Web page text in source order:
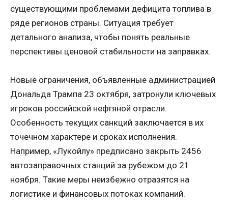
существующими проблемами дефицита топлива в
ряде регионов страны. Ситуация требует
детального анализа, чтобы понять реальные
перспективы ценовой стабильности на заправках.
Новые ограничения, объявленные администрацией
Дональда Трампа 23 октября, затронули ключевых
игроков российской нефтяной отрасли.
Особенность текущих санкций заключается в их
точечном характере и сроках исполнения.
Например, «Лукойлу» предписано закрыть 2456
автозаправочных станций за рубежом до 21
ноября. Такие меры неизбежно отразятся на
логистике и финансовых потоках компаний.